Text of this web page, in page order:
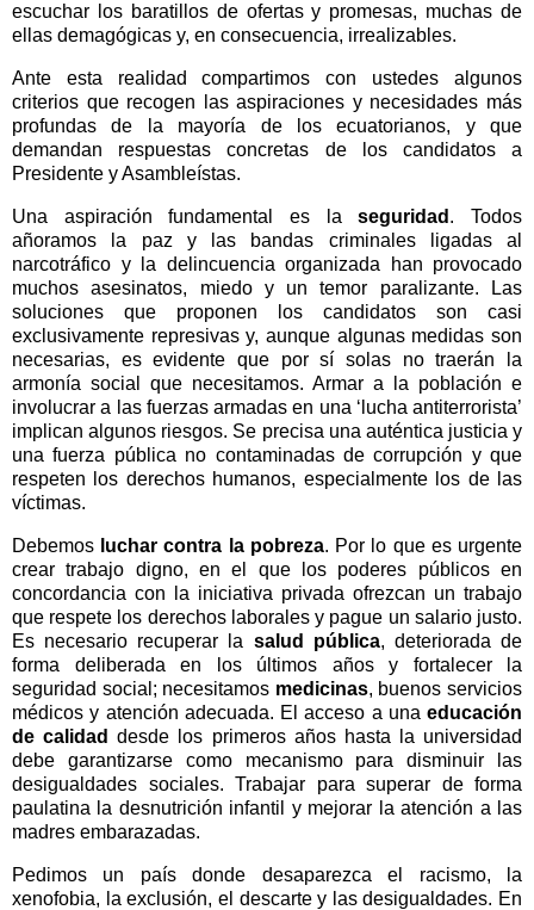
escuchar los baratillos de ofertas y promesas, muchas de
ellas demagógicas y, en consecuencia, irrealizables.
Ante esta realidad compartimos con ustedes algunos
criterios que recogen las aspiraciones y necesidades más
profundas de la mayoría de los ecuatorianos, y que
demandan respuestas concretas de los candidatos a
Presidente y Asambleístas.
Una aspiración fundamental es laseguridad . Todos
añoramos la paz y las bandas criminales ligadas al
narcotráfico y la delincuencia organizada han provocado
muchos asesinatos, miedo y un temor paralizante. Las
soluciones que proponen los candidatos son casi
exclusivamente represivas y, aunque algunas medidas son
necesarias, es evidente que por sí solas no traerán la
armonía social que necesitamos. Armar a la población e
involucrar a las fuerzas armadas en una ‘lucha antiterrorista’
implican algunos riesgos. Se precisa una auténtica justicia y
una fuerza pública no contaminadas de corrupción y que
respeten los derechos humanos, especialmente los de las
víctimas.
Debemos luchar contra la pobreza. Por lo que es urgente
crear trabajo digno, en el que los poderes públicos en
concordancia con la iniciativa privada ofrezcan un trabajo
que respete los derechos laborales y pague un salario justo.
Es necesario recuperar la salud pública, deteriorada de
forma deliberada en los últimos años y fortalecer la
seguridad social; necesitamos medicinas, buenos servicios
médicos y atención adecuada. El acceso a una educación
de calidad desde los primeros años hasta la universidad
debe garantizarse como mecanismo para disminuir las
desigualdades sociales. Trabajar para superar de forma
paulatina la desnutrición infantil y mejorar la atención a las
madres embarazadas.
Pedimos un país donde desaparezca el racismo, la
xenofobia, la exclusión, el descarte y las desigualdades. En